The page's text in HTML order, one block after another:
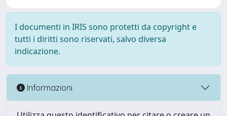
I documenti in IRIS sono protetti da copyright e
tutti i diritti sono riservati, salvo diversa
indicazione.
Informazioni